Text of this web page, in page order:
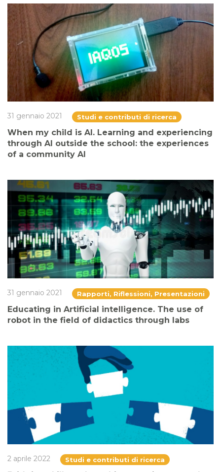
31 gennaio 2021 Studi e contributi di ricerca
When my child is AI. Learning and experiencing
through AI outside the school: the experiences
of a community AI
31 gennaio 2021 Rapporti, Riflessioni, Presentazioni
Educating in Artificial intelligence. The use of
robot in the field of didactics through labs
2 aprile 2022 Studi e contributi di ricerca